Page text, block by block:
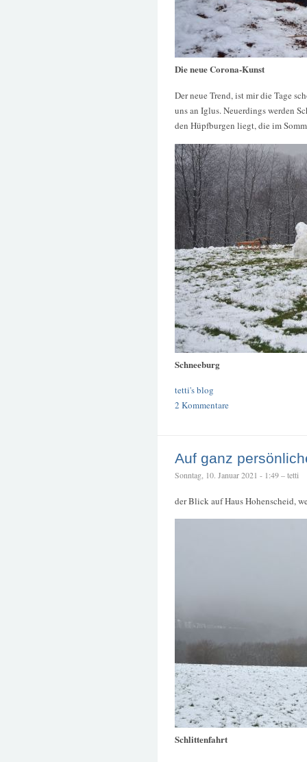
Die neue Corona-Kunst
Der neue Trend, ist mir die Tage
uns an Iglus. Neuerdings werden
den Hüpfburgen liegt, die im
Schneeburg
tetti's blog
2 Kommentare
Auf ganz
Sonntag, 10. Januar 2021 - 1:49 – tetti
der Blick auf Haus Hohenscheid,
Schlittenfahrt